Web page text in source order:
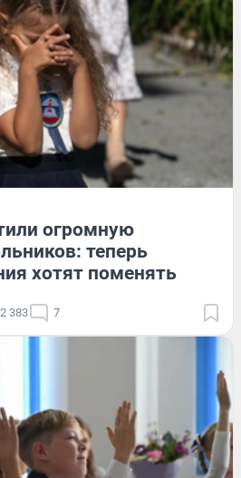
огромную
теперь
хотят поменять
2 383 7